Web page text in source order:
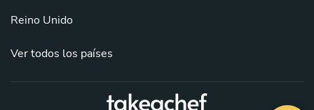
Reino Unido
Ver todos los países